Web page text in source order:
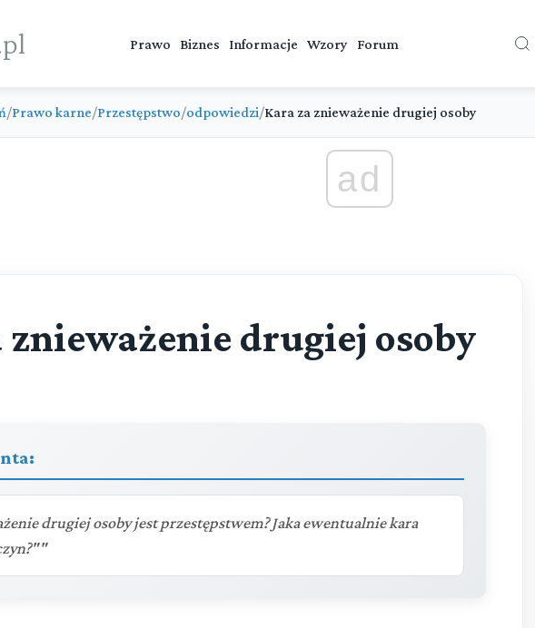
Prawo Biznes Informacje Wzory Forum
/Prawo karne/Przestępstwo/odpowiedzi/Kara za znieważenie drugiej osoby
ad
znieważenie drugiej osoby
drugiej osoby jest przestępstwem? Jaka ewentualnie kara